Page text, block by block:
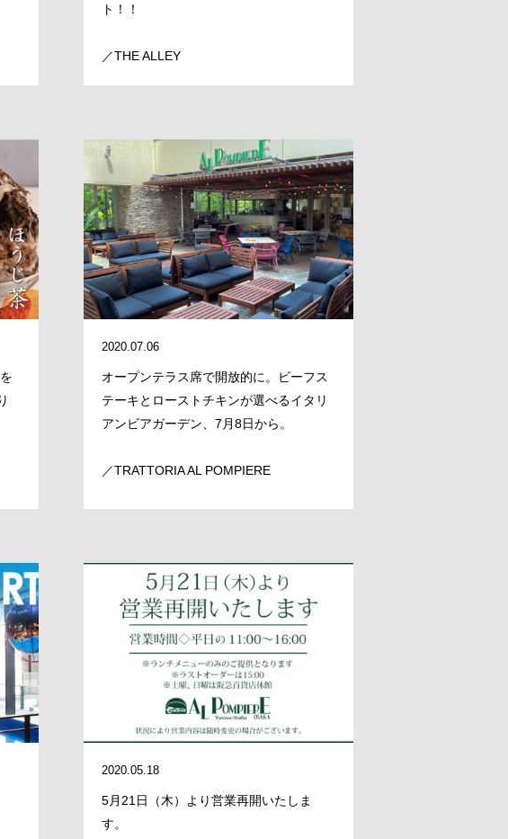
ト！！
／THE ALLEY
2020.07.06
オープンテラス席で開放的に。ビーフス
テーキとローストチキンが選べるイタリ
アンビアガーデン、7月8日から。
／TRATTORIA AL POMPIERE
2020.05.18
5月21日（木）より営業再開いたしま
す。